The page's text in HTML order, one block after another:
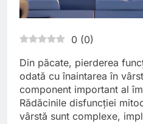
0 (0)
Din păcate, pierderea
odată cu înaintarea în
component important al
Rădăcinile disfuncției
vârstă sunt complexe,